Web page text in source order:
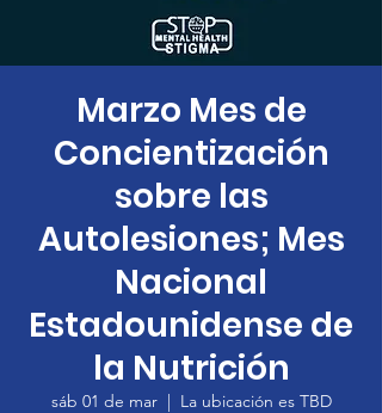
Marzo Mes de
Concientización
sobre las
Autolesiones; Mes
Nacional
Estadounidense de
la Nutrición
sáb 01 de mar
  |
La ubicación es TBD